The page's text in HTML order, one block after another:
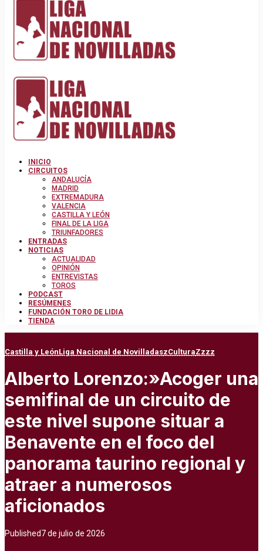
INICIO
CIRCUITOS
ANDALUCÍA
MADRID
EXTREMADURA
VALENCIA
CASTILLA Y LEÓN
FINAL DE LA LIGA
TRIUNFADORES
ENTRADAS
NOTICIAS
ACTUALIDAD
OPINIÓN
ENTREVISTAS
TOROS
PODCAST
RESÚMENES
FUNDACIÓN TORO DE LIDIA
TIENDA
Castilla y LeónLiga Nacional de NovilladaszCulturaZzzz
Alberto Lorenzo:»Acoger una
semifinal de un circuito de
este nivel supone situar a
Benavente en el foco del
panorama taurino regional y
atraer a numerosos
aficionados
Published7 de julio de 2026